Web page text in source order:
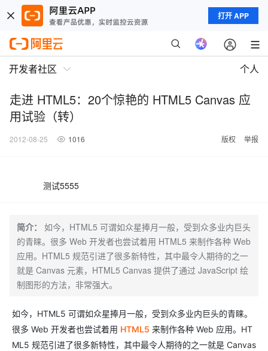
打开 APP
开发者社区 个人
走进 HTML5：20个惊艳的 HTML5 Canvas 应
用试验（转）
2012-08-25 1016 版权 举报
测试5555
简介：
如今，HTML5 可谓如众星捧月一般，受到众多业内巨头
的青睐。很多 Web 开发者也尝试着用 HTML5 来制作各种 Web
应用。HTML5 规范引进了很多新特性，其中最令人期待的之一
就是 Canvas 元素，HTML5 Canvas 提供了通过 JavaScript 绘
制图形的方法，非常强大。
如今，HTML5 可谓如众星捧月一般，受到众多业内巨头的青睐。
很多 Web 开发者也尝试着用 HTML5 来制作各种 Web 应用。HT
ML5 规范引进了很多新特性，其中最令人期待的之一就是 Canvas